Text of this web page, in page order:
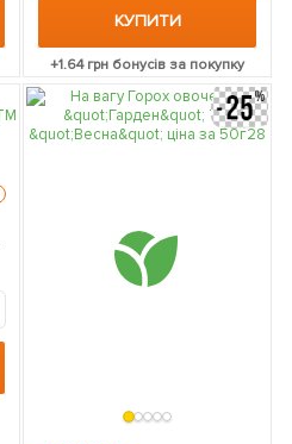
КУПИТИ
+1.64грн бонусів за покупку